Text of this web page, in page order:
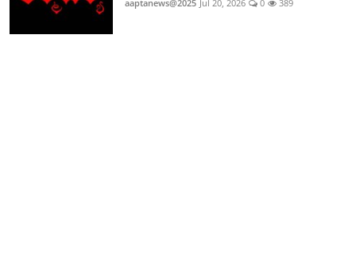
aaptanews@2025 Jul 20, 2026 0 389